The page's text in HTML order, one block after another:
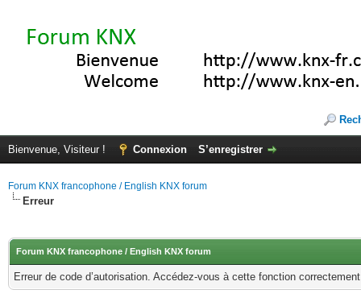
Bienvenue, Visiteur ! Connexion S’enregistrer
Forum KNX francophone / English KNX forum
Erreur
Forum KNX francophone / English KNX forum
Erreur de code d’autorisation. Accédez-vous à cette fonction